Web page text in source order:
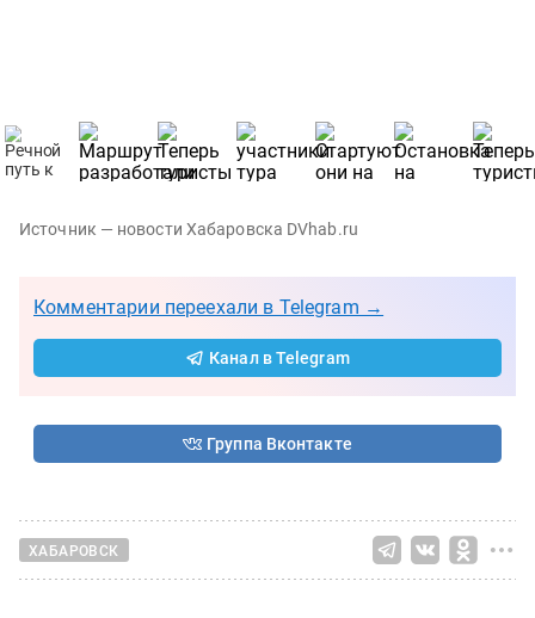
Источник — новости Хабаровска DVhab.ru
Комментарии переехали в Telegram →
Канал в Telegram
Группа Вконтакте
ХАБАРОВСК